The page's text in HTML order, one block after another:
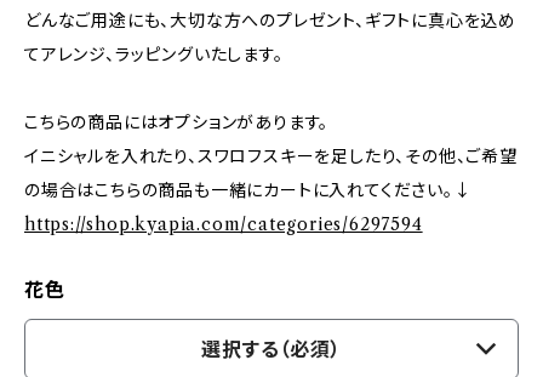
どんなご用途にも、大切な方へのプレゼント、ギフトに真心を込め
てアレンジ、ラッピングいたします。
こちらの商品にはオプションがあります。
イニシャルを入れたり、スワロフスキーを足したり、その他、ご希望
の場合はこちらの商品も一緒にカートに入れてください。↓
https://shop.kyapia.com/categories/6297594
花色
選択する（必須）